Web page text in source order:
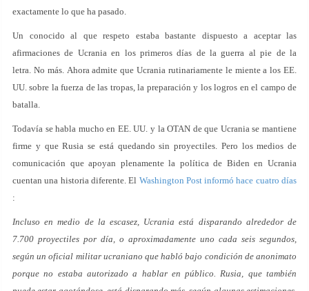
exactamente lo que ha pasado.
Un conocido al que respeto estaba bastante dispuesto a aceptar las
afirmaciones de Ucrania en los primeros días de la guerra al pie de la
letra. No más. Ahora admite que Ucrania rutinariamente le miente a los EE.
UU. sobre la fuerza de las tropas, la preparación y los logros en el campo de
batalla.
Todavía se habla mucho en EE. UU. y la OTAN de que Ucrania se mantiene
firme y que Rusia se está quedando sin proyectiles. Pero los medios de
comunicación que apoyan plenamente la política de Biden en Ucrania
cuentan una historia diferente. El Washington Post informó hace cuatro días
:
Incluso en medio de la escasez, Ucrania está disparando alrededor de
7.700 proyectiles por día, o aproximadamente uno cada seis segundos,
según un oficial militar ucraniano que habló bajo condición de anonimato
porque no estaba autorizado a hablar en público. Rusia, que también